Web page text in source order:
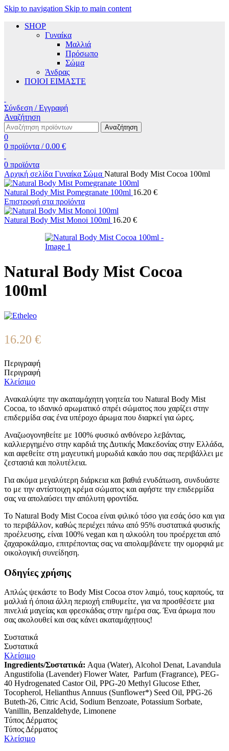
Skip to navigation Skip to main content
SHOP
Γυναίκα
Μαλλιά
Πρόσωπο
Σώμα
Άνδρας
ΠΟΙΟΙ ΕΙΜΑΣΤΕ
Σύνδεση / Εγγραφή
Αναζήτηση
Αναζήτηση
0
0 προϊόντα / 0.00 €
0 προϊόντα
Αρχική σελίδα Γυναίκα Σώμα Natural Body Mist Cocoa 100ml
Natural Body Mist Pomegranate 100ml 16.20 €
Επιστροφή στα προϊόντα
Natural Body Mist Monoi 100ml 16.20 €
Natural Body Mist Cocoa
100ml
16.20 €
Περιγραφή
Περιγραφή
Κλείσιμο
Ανακαλύψτε την ακαταμάχητη γοητεία του Natural Body Mist
Cocoa, το ιδανικό αρωματικό σπρέι σώματος που χαρίζει στην
επιδερμίδα σας ένα υπέροχο άρωμα που διαρκεί για ώρες.
Αναζωογονηθείτε με 100% φυσικό ανθόνερο λεβάντας,
καλλιεργημένο στην καρδιά της Δυτικής Μακεδονίας στην Ελλάδα,
και αφεθείτε στη μαγευτική μυρωδιά κακάο που σας περιβάλλει με
ζεστασιά και πολυτέλεια.
Για ακόμα μεγαλύτερη διάρκεια και βαθιά ενυδάτωση, συνδυάστε
το με την αντίστοιχη κρέμα σώματος και αφήστε την επιδερμίδα
σας να απολαύσει την απόλυτη φροντίδα.
Το Natural Body Mist Cocoa είναι φιλικό τόσο για εσάς όσο και για
το περιβάλλον, καθώς περιέχει πάνω από 95% συστατικά φυσικής
προέλευσης, είναι 100% vegan και η αλκοόλη του προέρχεται από
ζαχαροκάλαμο, επιτρέποντας σας να απολαμβάνετε την ομορφιά με
οικολογική συνείδηση.
Οδηγίες χρήσης
Απλώς ψεκάστε το Body Mist Cocoa στον λαιμό, τους καρπούς, τα
μαλλιά ή όποια άλλη περιοχή επιθυμείτε, για να προσθέσετε μια
πινελιά μαγείας και φρεσκάδας στην ημέρα σας. Ένα άρωμα που
σας ακολουθεί και σας κάνει ακαταμάχητους!
Συστατικά
Συστατικά
Κλείσιμο
Ingredients/Συστατικά: Aqua (Water), Alcohol Denat, Lavandula
Angustifolia (Lavender) Flower Water, Parfum (Fragrance), PEG-
40 Hydrogenated Castor Oil, PPG-20 Methyl Glucose Ether,
Tocopherol, Helianthus Annuus (Sunflower*) Seed Oil, PPG-26
Buteth-26, Citric Acid, Sodium Benzoate, Potassium Sorbate,
Vanillin, Benzaldehyde, Limonene
Τύπος Δέρματος
Τύπος Δέρματος
Κλείσιμο